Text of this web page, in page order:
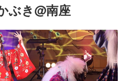
ぶき@南座